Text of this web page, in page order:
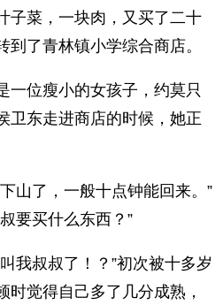
子菜，一块肉，又买了二十
了青林镇小学综合商店。
位瘦小的女孩子，约莫只
卫东走进商店的时候，她正
了，一般十点钟能回来。”
要买什么东西？”
叔叔了！？”初次被十多岁
时觉得自己多了几分成熟，